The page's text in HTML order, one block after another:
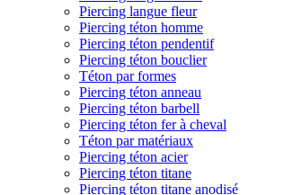
Piercing langue fleur
Piercing téton homme
Piercing téton pendentif
Piercing téton bouclier
Téton par formes
Piercing téton anneau
Piercing téton barbell
Piercing téton fer à cheval
Téton par matériaux
Piercing téton acier
Piercing téton titane
Piercing téton titane anodisé